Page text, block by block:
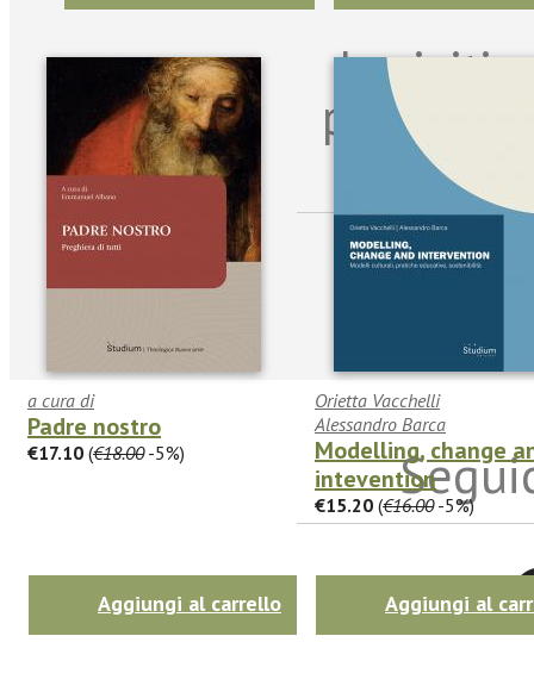
a cura di
Padre nostro
€17.10 (€18.00-5%)
Aggiungi al carrello
Orietta Vacchelli
Alessandro Barca
Modelling, change
intevention
€15.20 (€16.00-5%)
Aggiungi al
Iscriviti
per
sulle
Twitter